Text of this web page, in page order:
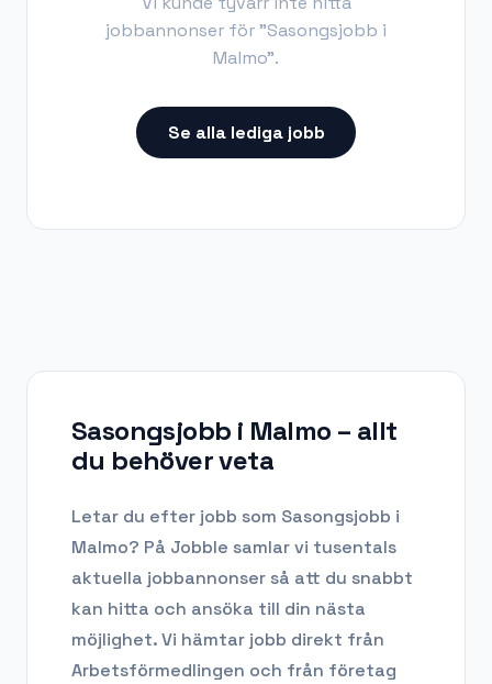
jobbannonser för "Sasongsjobb i
Malmo".
Se alla lediga jobb
Sasongsjobb i Malmo – allt
du behöver veta
Letar du efter jobb som Sasongsjobb i
Malmo? På Jobble samlar vi tusentals
aktuella jobbannonser så att du snabbt
kan hitta och ansöka till din nästa
möjlighet. Vi hämtar jobb direkt från
Arbetsförmedlingen och från företag